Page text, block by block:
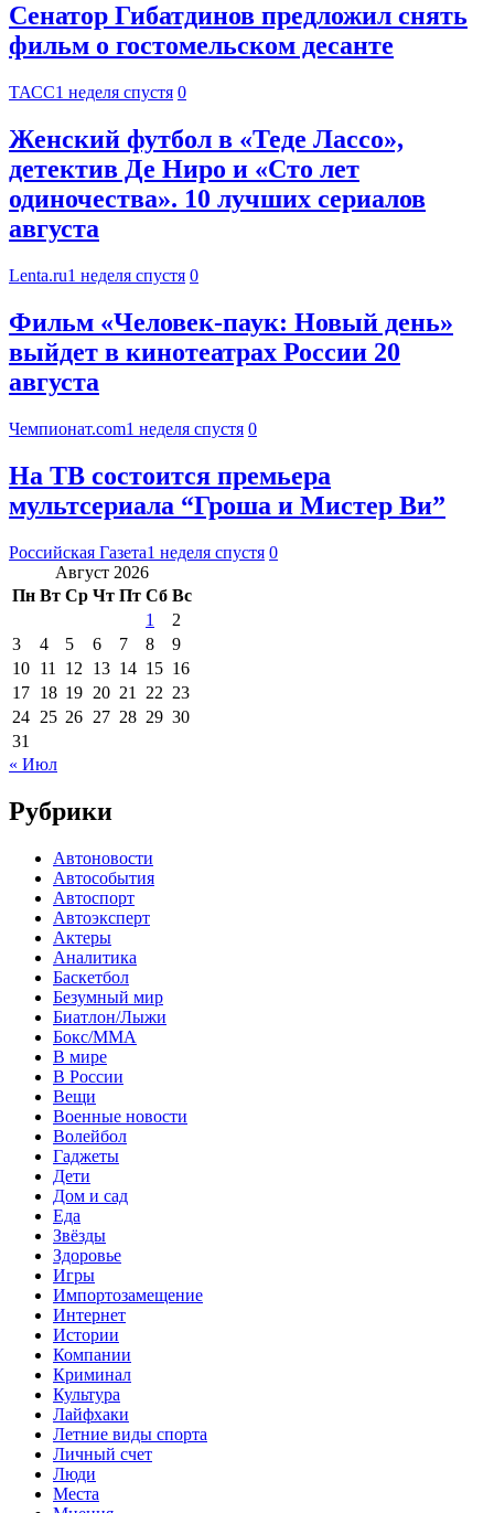
Сенатор Гибатдинов предложил снять
фильм о гостомельском десанте
ТАСС1 неделя спустя 0
Женский футбол в «Теде Лассо»,
детектив Де Ниро и «Сто лет
одиночества». 10 лучших сериалов
августа
Lenta.ru1 неделя спустя 0
Фильм «Человек-паук: Новый день»
выйдет в кинотеатрах России 20
августа
Чемпионат.com1 неделя спустя 0
На ТВ состоится премьера
мультсериала “Гроша и Мистер Ви”
Российская Газета1 неделя спустя 0
Август 2026
Пн Вт Ср Чт Пт Сб Вс
1
2
3
4 5 6 7 8
9
10 11 12 13 14 15 16
17 18 19 20 21 22 23
24 25 26 27 28 29 30
31
« Июл
Рубрики
Автоновости
Автособытия
Автоспорт
Автоэксперт
Актеры
Аналитика
Баскетбол
Безумный мир
Биатлон/Лыжи
Бокс/MMA
В мире
В России
Вещи
Военные новости
Волейбол
Гаджеты
Дети
Дом и сад
Еда
Звёзды
Здоровье
Игры
Импортозамещение
Интернет
Истории
Компании
Криминал
Культура
Лайфхаки
Летние виды спорта
Личный счет
Люди
Места